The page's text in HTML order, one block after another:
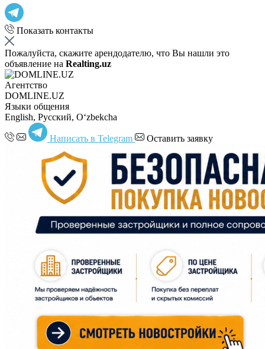
Показать контакты
Пожалуйста, скажите арендодателю, что Вы нашли это
объявление на Realting.uz
Агентство
DOMLINE.UZ
Языки общения
English, Русский, Oʻzbekcha
Написать в Telegram Оставить заявку